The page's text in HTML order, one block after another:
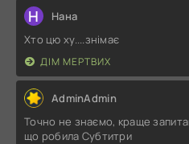
Н Нана
Хто цю ху....знімає
ДІМ МЕРТВИХ
AdminAdmin
Точно не знаємо, краще
що робила Субтитри